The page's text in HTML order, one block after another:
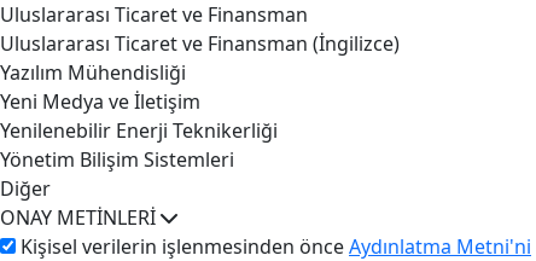
Uluslararası Ticaret ve Finansman
Uluslararası Ticaret ve Finansman (İngilizce)
Yazılım Mühendisliği
Yeni Medya ve İletişim
Yenilenebilir Enerji Teknikerliği
Yönetim Bilişim Sistemleri
Diğer
ONAY METİNLERİ
Kişisel verilerin işlenmesinden önceAydınlatma Metni'ni